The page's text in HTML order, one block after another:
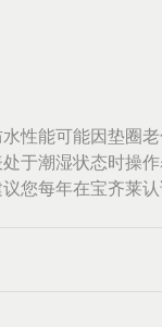
性能可能因垫圈
于潮湿状态时操作
您每年在宝齐莱